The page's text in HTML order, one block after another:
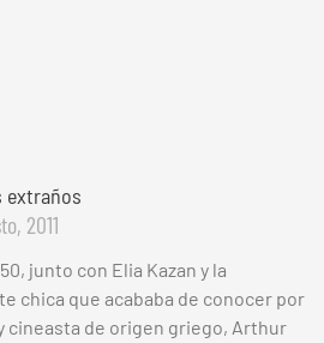
extraños
2011
junto con Elia Kazan y la
chica que acababa de conocer por
de origen griego, Arthur